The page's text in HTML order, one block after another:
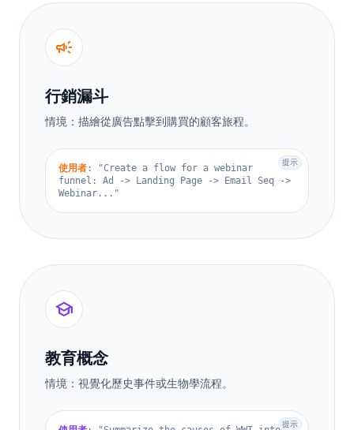
campaign
行銷漏斗
情境：描繪從廣告點擊到購買的顧客旅程。
提示
使用者 : "Create a flow for a webinar
funnel: Ad -> Landing Page -> Email Seq ->
Webinar..."
school
教育概念
情境：視覺化歷史事件或生物學流程。
提示